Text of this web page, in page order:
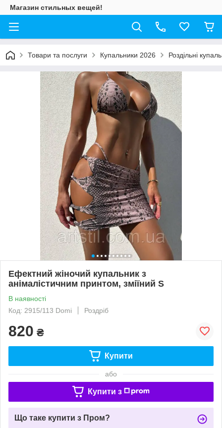
Магазин стильных вещей!
Товари та послуги Купальники 2026 Роздільні
Ефектний жіночий купальник з
анімалістичним принтом, зміїний S
В наявності
Код: 2915/113 Domi
Роздріб
820 ₴
Купити
або
Купити з
Що таке купити з Пром?